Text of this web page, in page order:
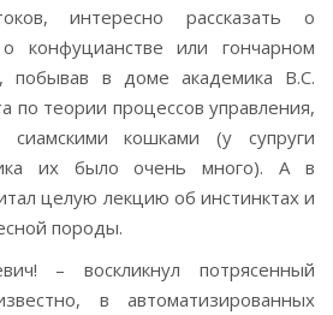
интересно рассказать о
конфуцианстве или гончарном
побывав в доме академика В.С.
по теории процессов управления,
сиамскими кошками (у супруги
их было очень много). А в
целую лекцию об инстинктах и
породы.
– воскликнул потрясенный
в автоматизированных